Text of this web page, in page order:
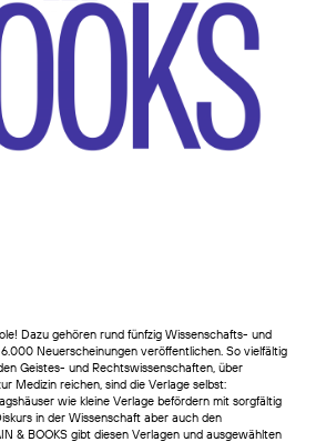
Dazu gehören rund fünfzig Wissenschafts- und
Neuerscheinungen veröffentlichen. So vielfältig
Geistes- und Rechtswissenschaften, über
Medizin reichen, sind die Verlage selbst:
wie kleine Verlage befördern mit sorgfältig
in der Wissenschaft aber auch den
& BOOKS gibt diesen Verlagen und ausgewählten